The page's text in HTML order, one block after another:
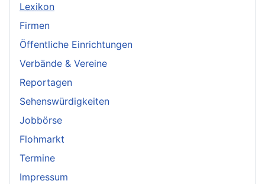
Lexikon
Firmen
Öffentliche Einrichtungen
Verbände & Vereine
Reportagen
Sehenswürdigkeiten
Jobbörse
Flohmarkt
Termine
Impressum